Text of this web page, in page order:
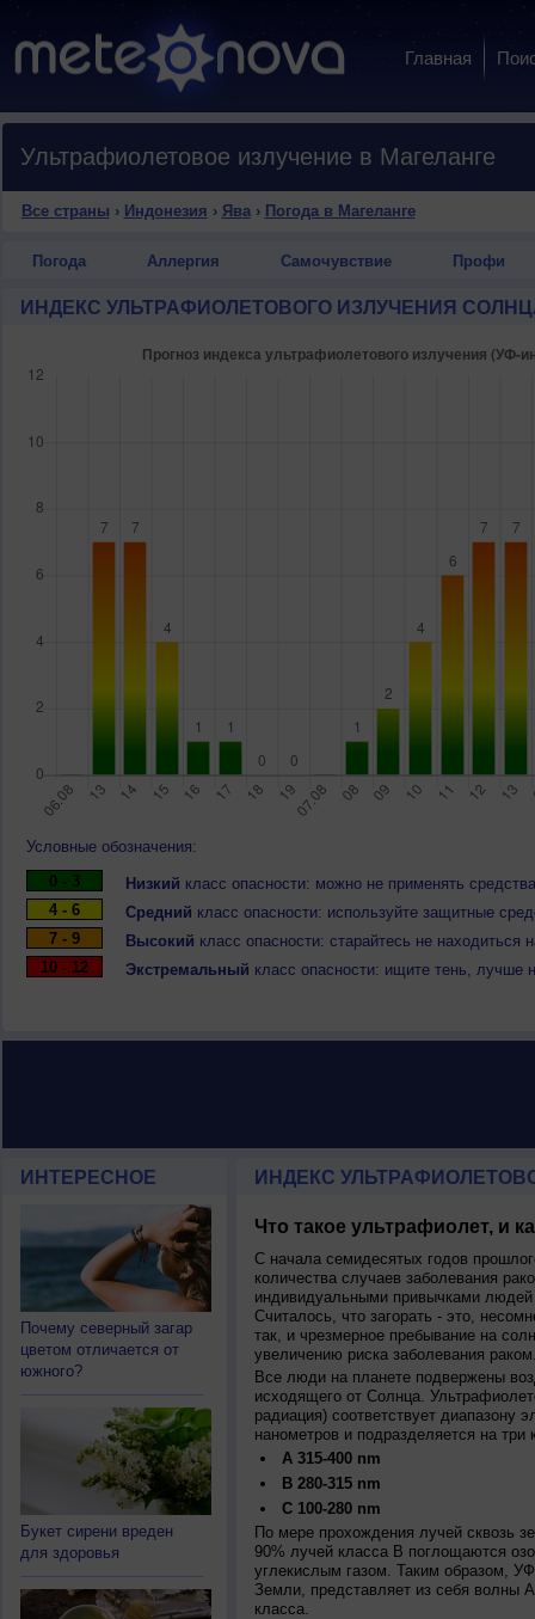
Главная
Ультрафиолетовое излучение в Магеланге
Все страны › Индонезия › Ява› Погода в Магеланге
Погода Аллергия Самочувствие Профи
ИНДЕКС УЛЬТРАФИОЛЕТОВОГО ИЗЛУЧЕНИЯ
Условные обозначения:
0 - 3
Низкий класс опасности: можно не применять
4 - 6
Средний класс опасности: используйте защитные
7 - 9
Высокий класс опасности: старайтесь не
10 - 12
Экстремальный класс опасности: ищите тень, лучше
ИНТЕРЕСНОЕ
Почему северный загар
цветом отличается от
южного?
Букет сирени вреден
для здоровья
ИНДЕКС
Что такое ультрафиолет, и
С начала семидесятых годов
количества случаев заболевания
индивидуальными привычками
Считалось, что загорать - это,
так, и чрезмерное пребывание на
увеличению риска заболевания
Все люди на планете подвержены
исходящего от Солнца.
радиация) соответствует диапазону
нанометров и подразделяется на три
A 315-400 nm
B 280-315 nm
C 100-280 nm
По мере прохождения лучей сквозь
90% лучей класса B поглощаются
углекислым газом. Таким образом,
Земли, представляет из себя волны
класса.